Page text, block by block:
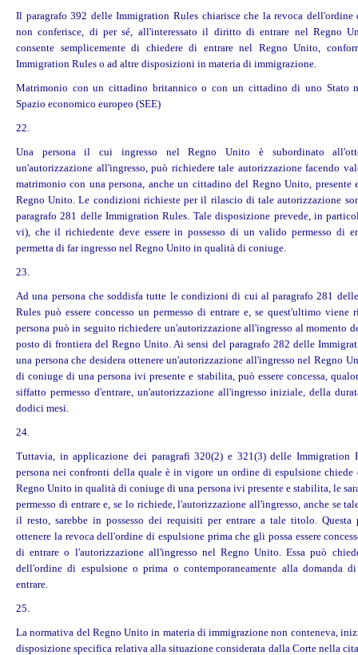
Il paragrafo 392 delle Immigration Rules chiarisce che la revoca dell'ordine
non conferisce, di per sé, all'interessato il diritto di entrare nel Regno
consente semplicemente di chiedere di entrare nel Regno Unito,
Immigration Rules o ad altre disposizioni in materia di immigrazione.
Matrimonio con un cittadino britannico o con un cittadino di uno Stato
Spazio economico europeo (SEE)
22.
Una persona il cui ingresso nel Regno Unito è subordinato
un'autorizzazione all'ingresso, può richiedere tale autorizzazione facendo
matrimonio con una persona, anche un cittadino del Regno Unito, presente
Regno Unito. Le condizioni richieste per il rilascio di tale autorizzazione
paragrafo 281 delle Immigration Rules. Tale disposizione prevede, in
vi), che il richiedente deve essere in possesso di un valido permesso di
permetta di far ingresso nel Regno Unito in qualità di coniuge.
23.
Ad una persona che soddisfa tutte le condizioni di cui al paragrafo 281
Rules può essere concesso un permesso di entrare e, se quest'ultimo viene
persona può in seguito richiedere un'autorizzazione all'ingresso al momento
posto di frontiera del Regno Unito. Ai sensi del paragrafo 282 delle
una persona che desidera ottenere un'autorizzazione all'ingresso nel Regno
di coniuge di una persona ivi presente e stabilita, può essere concessa,
siffatto permesso d'entrare, un'autorizzazione all'ingresso iniziale, della
dodici mesi.
24.
Tuttavia, in applicazione dei paragrafi 320(2) e 321(3) delle Immigration
persona nei confronti della quale è in vigore un ordine di espulsione chiede
Regno Unito in qualità di coniuge di una persona ivi presente e stabilita, le
permesso di entrare e, se lo richiede, l'autorizzazione all'ingresso, anche se
il resto, sarebbe in possesso dei requisiti per entrare a tale titolo. Questa
ottenere la revoca dell'ordine di espulsione prima che gli possa essere
di entrare o l'autorizzazione all'ingresso nel Regno Unito. Essa può
dell'ordine di espulsione o prima o contemporaneamente alla domanda
entrare.
25.
La normativa del Regno Unito in materia di immigrazione non conteneva,
disposizione specifica relativa alla situazione considerata dalla Corte nella